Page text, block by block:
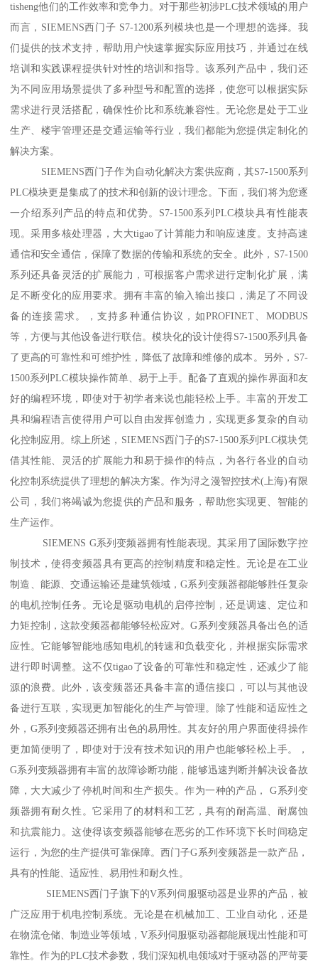
tisheng他们的工作效率和竞争力。对于那些初涉PLC技术领域的用户
而言，SIEMENS西门子 S7-1200系列模块也是一个理想的选择。我
们提供的技术支持，帮助用户快速掌握实际应用技巧，并通过在线
培训和实践课程提供针对性的培训和指导。该系列产品中，我们还
为不同应用场景提供了多种型号和配置的选择，使您可以根据实际
需求进行灵活搭配，确保性价比和系统兼容性。无论您是处于工业
生产、楼宇管理还是交通运输等行业，我们都能为您提供定制化的
解决方案。
SIEMENS西门子作为自动化解决方案供应商，其S7-1500系列
PLC模块更是集成了的技术和创新的设计理念。下面，我们将为您逐
一介绍系列产品的特点和优势。S7-1500系列PLC模块具有性能表
现。采用多核处理器，大大tigao了计算能力和响应速度。支持高速
通信和安全通信，保障了数据的传输和系统的安全。此外，S7-1500
系列还具备灵活的扩展能力，可根据客户需求进行定制化扩展，满
足不断变化的应用要求。拥有丰富的输入输出接口，满足了不同设
备的连接需求。，支持多种通信协议，如PROFINET、MODBUS
等，方便与其他设备进行联信。模块化的设计使得S7-1500系列具备
了更高的可靠性和可维护性，降低了故障和维修的成本。另外，S7-
1500系列PLC模块操作简单、易于上手。配备了直观的操作界面和友
好的编程环境，即使对于初学者来说也能轻松上手。丰富的开发工
具和编程语言使得用户可以自由发挥创造力，实现更多复杂的自动
化控制应用。综上所述，SIEMENS西门子的S7-1500系列PLC模块凭
借其性能、灵活的扩展能力和易于操作的特点，为各行各业的自动
化控制系统提供了理想的解决方案。作为浔之漫智控技术(上海)有限
公司，我们将竭诚为您提供的产品和服务，帮助您实现更、智能的
生产运作。
SIEMENS G系列变频器拥有性能表现。其采用了国际数字控
制技术，使得变频器具有更高的控制精度和稳定性。无论是在工业
制造、能源、交通运输还是建筑领域，G系列变频器都能够胜任复杂
的电机控制任务。无论是驱动电机的启停控制，还是调速、定位和
力矩控制，这款变频器都能够轻松应对。G系列变频器具备出色的适
应性。它能够智能地感知电机的转速和负载变化，并根据实际需求
进行即时调整。这不仅tigao了设备的可靠性和稳定性，还减少了能
源的浪费。此外，该变频器还具备丰富的通信接口，可以与其他设
备进行互联，实现更加智能化的生产与管理。除了性能和适应性之
外，G系列变频器还拥有出色的易用性。其友好的用户界面使得操作
更加简便明了，即使对于没有技术知识的用户也能够轻松上手。，
G系列变频器拥有丰富的故障诊断功能，能够迅速判断并解决设备故
障，大大减少了停机时间和生产损失。作为一种的产品， G系列变
频器拥有耐久性。它采用了的材料和工艺，具有的耐高温、耐腐蚀
和抗震能力。这使得该变频器能够在恶劣的工作环境下长时间稳定
运行，为您的生产提供可靠保障。西门子G系列变频器是一款产品，
具有的性能、适应性、易用性和耐久性。
SIEMENS西门子旗下的V系列伺服驱动器是业界的产品，被
广泛应用于机电控制系统。无论是在机械加工、工业自动化，还是
在物流仓储、制造业等领域，V系列伺服驱动器都能展现出性能和可
靠性。作为的PLC技术参数，我们深知机电领域对于驱动器的严苛要